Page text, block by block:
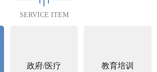
SERVICE ITEM
政府/医疗 教育培训
4月25日完成第...